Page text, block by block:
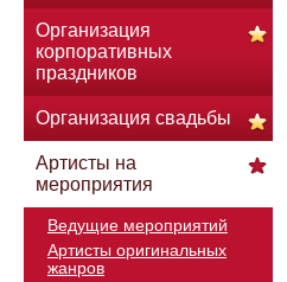
Организация
корпоративных
праздников
Организация свадьбы
Артисты на
мероприятия
Ведущие мероприятий
Артисты оригинальных
жанров